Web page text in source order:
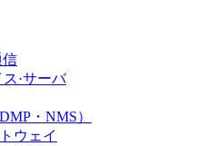
信
·サーバ
・NMS）
ウェイ